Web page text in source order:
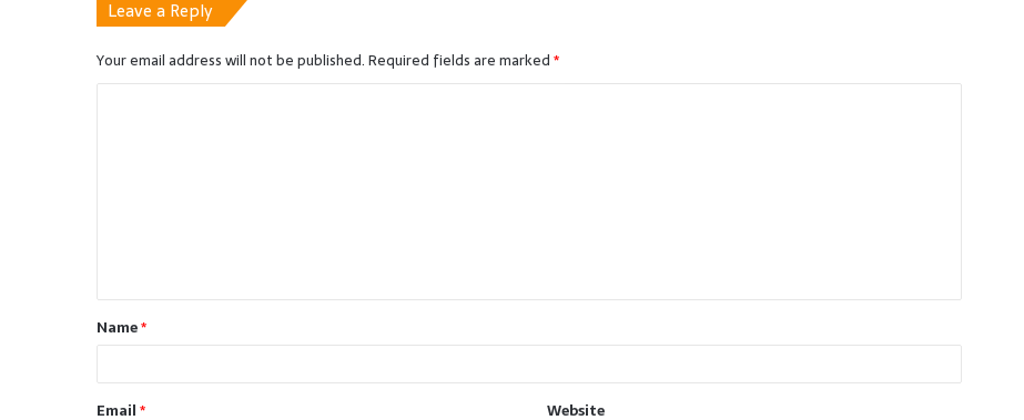
Leave a Reply
Your email address will not be published.Required fields are marked*
t
*Name*
Email* Website